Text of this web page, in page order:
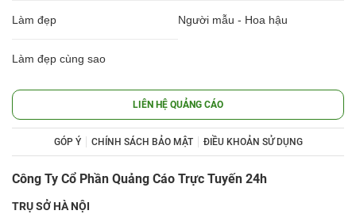
Làm đẹp Người mẫu - Hoa hậu
Làm đẹp cùng sao
LIÊN HỆ QUẢNG CÁO
GÓP Ý CHÍNH SÁCH BẢO MẬT ĐIỀU KHOẢN SỬ DỤNG
Công Ty Cổ Phần Quảng Cáo Trực Tuyến 24h
TRỤ SỞ HÀ NỘI